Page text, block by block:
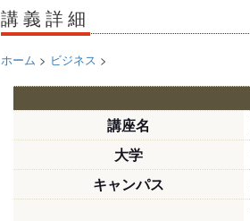
講義詳細
ホーム > ビジネス >
講座名
大学
キャンパス